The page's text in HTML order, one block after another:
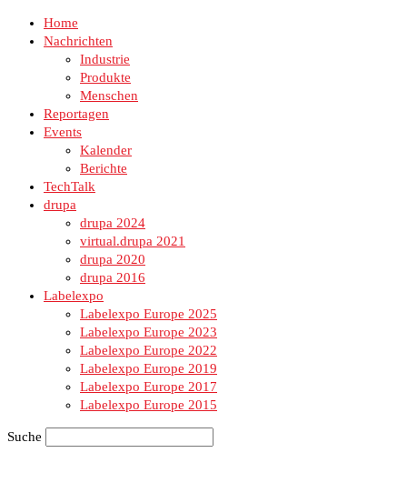
Home
Nachrichten
Industrie
Produkte
Menschen
Reportagen
Events
Kalender
Berichte
TechTalk
drupa
drupa 2024
virtual.drupa 2021
drupa 2020
drupa 2016
Labelexpo
Labelexpo Europe 2025
Labelexpo Europe 2023
Labelexpo Europe 2022
Labelexpo Europe 2019
Labelexpo Europe 2017
Labelexpo Europe 2015
Suche